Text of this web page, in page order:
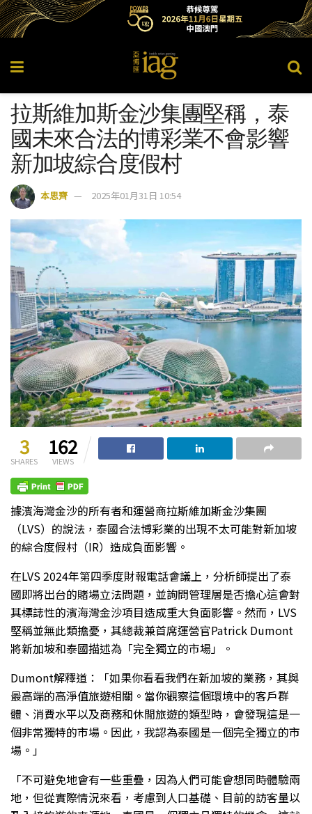
拉斯維加斯金沙集團堅稱，泰
國未來合法的博彩業不會影響
新加坡綜合度假村
本思齊 2025年01月31日 10:54
3
SHARES
162
VIEWS
據濱海灣金沙的所有者和運營商拉斯維加斯金沙集團
（LVS）的說法，泰國合法博彩業的出現不太可能對新加坡
的綜合度假村（IR）造成負面影響。
在LVS 2024年第四季度財報電話會議上，分析師提出了泰
國即將出台的賭場立法問題，並詢問管理層是否擔心這會對
其標誌性的濱海灣金沙項目造成重大負面影響。然而，LVS
堅稱並無此類擔憂，其總裁兼首席運營官Patrick Dumont
將新加坡和泰國描述為「完全獨立的市場」。
Dumont解釋道：「如果你看看我們在新加坡的業務，其與
最高端的高淨值旅遊相關。當你觀察這個環境中的客戶群
體、消費水平以及商務和休閒旅遊的類型時，會發現這是一
個非常獨特的市場。因此，我認為泰國是一個完全獨立的市
場。」
「不可避免地會有一些重疊，因為人們可能會想同時體驗兩
地，但從實際情況來看，考慮到人口基礎、目前的訪客量以